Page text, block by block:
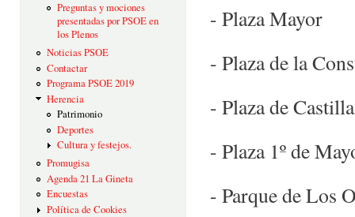
Preguntas y mociones
presentadas por PSOE en
los Plenos
Noticias PSOE
Contactar
Programa PSOE 2019
Herencia
Patrimonio
Deportes
Cultura y festejos.
Promugisa
Agenda 21 La Gineta
Encuestas
Política de Cookies
- Plaza Mayor
- Plaza de la
- Plaza de
- Plaza 1º de
- Parque de Los